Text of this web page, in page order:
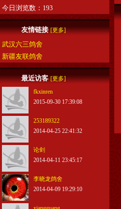
今日浏览数：193
友情链接[更多]
武汉六三鸽舍
新疆友联鸽舍
最近访客[更多]
fkxinren
2015-09-30 17:39:08
253189322
2014-04-25 22:41:32
论剑
2014-04-11 23:45:17
李晓龙鸽舍
2014-04-09 19:29:10